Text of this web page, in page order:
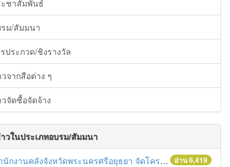
ชาสัมพันธ์
ม/สัมมนา
ประกวด/ชิงรางวัล
จากสือต่าง ๆ
จัดซื้อจัดจ้าง
วในประเภทอบรม/สัมมนา
อ่าน 6,419
งหวัดพระนครศรีอยุธยา จัดโครงการฝึกอบรมเชิงปฏิบัติการ "การจัดซื้อจัดจ้างด้วยวิธีตลาดอิเล็กทรอนิกส์ (e-market)และวิธีประกวดราคาอิเล็กทรอนิกส์ (e-bidding)" ในวันที่ 4 เมษายน 2559 ณ อาคารราชภัฎ 100ปี ชั้น 2 มหาวิทยาลัยราชภัฎพระนครศรีอยุธยา